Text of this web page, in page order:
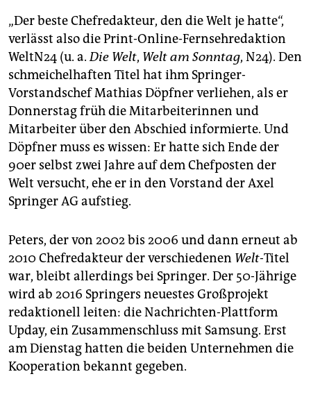
„Der beste Chefredakteur, den die Welt je hatte“,
verlässt also die Print-Online-Fernsehredaktion
WeltN24 (u. a.Die Welt, Welt am Sonntag, N24). Den
schmeichelhaften Titel hat ihm Springer-
Vorstandschef Mathias Döpfner verliehen, als er
Donnerstag früh die Mitarbeiterinnen und
Mitarbeiter über den Abschied informierte. Und
Döpfner muss es wissen: Er hatte sich Ende der
90er selbst zwei Jahre auf dem Chefposten der
Welt versucht, ehe er in den Vorstand der Axel
Springer AG aufstieg.
Peters, der von 2002 bis 2006 und dann erneut ab
2010 Chefredakteur der verschiedenen Welt-Titel
war, bleibt allerdings bei Springer. Der 50-Jährige
wird ab 2016 Springers neuestes Großprojekt
redaktionell leiten: die Nachrichten-Plattform
Upday, ein Zusammenschluss mit Samsung. Erst
am Dienstag hatten die beiden Unternehmen die
Kooperation bekannt gegeben.